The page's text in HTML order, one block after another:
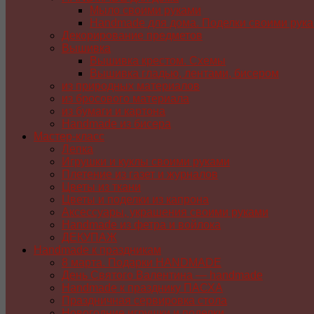
Мыло своими руками
Handmade для дома. Поделки своими
Декорирование предметов
Вышивка
Вышивка крестом. Схемы
Вышивка гладью, лентами, бисером
из природных материалов
из бросового материала
из бумаги и картона
Handmade из бисера
Мастер-класс
Лепка
Игрушки и куклы своими руками
Плетение из газет и журналов
Цветы из ткани
Цветы и поделки из капрона
Аксессуары, украшения своими руками
Handmade из фетра и войлока
ДЕКУПАЖ
Handmade к праздникам
8 марта. Подарки HANDMADE
День Святого Валентина — handmade
Handmade к празднику ПАСХA
Праздничная сервировка стола